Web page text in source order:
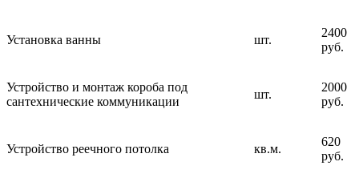
Установка ванны шт.
2400
руб.
Устройство и монтаж короба под
сантехнические коммуникации
шт.
2000
руб.
Устройство реечного потолка кв.м.
620
руб.